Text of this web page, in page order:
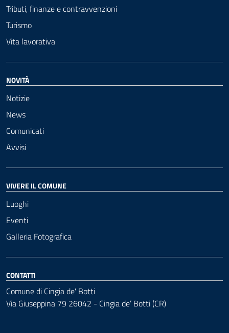
Tributi, finanze e contravvenzioni
Turismo
Vita lavorativa
NOVITÀ
Notizie
News
Comunicati
Avvisi
VIVERE IL COMUNE
Luoghi
Eventi
Galleria Fotografica
CONTATTI
Comune di Cingia de' Botti
Via Giuseppina 79 26042 - Cingia de’ Botti (CR)